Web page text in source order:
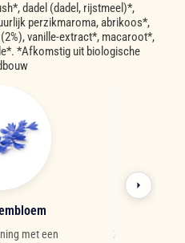
met een
Zachte,
dadel (dadel, rijstmeel)*,
perzikmaroma, abrikoos*,
vanille-extract*, macaroot*,
*Afkomstig uit biologische